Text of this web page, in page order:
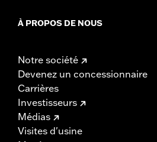
À PROPOS DE NOUS
Notre société
Devenez un concessionnaire
Carrières
Investisseurs
Médias
Visites d'usine